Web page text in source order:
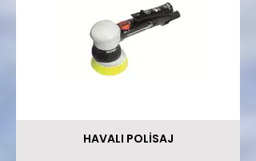
HAVALI POLİSAJ